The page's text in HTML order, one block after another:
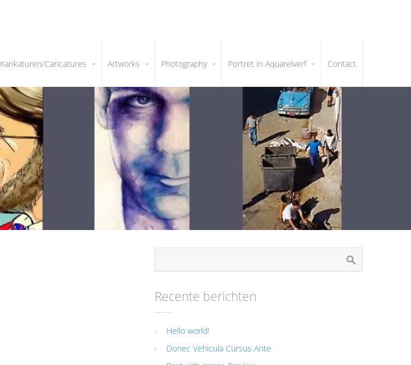
Karikaturen/Caricatures Artworks Photography Portret in Aquarelverf Contact
Recente berichten
Hello world!
Donec Vehicula Cursus Ante